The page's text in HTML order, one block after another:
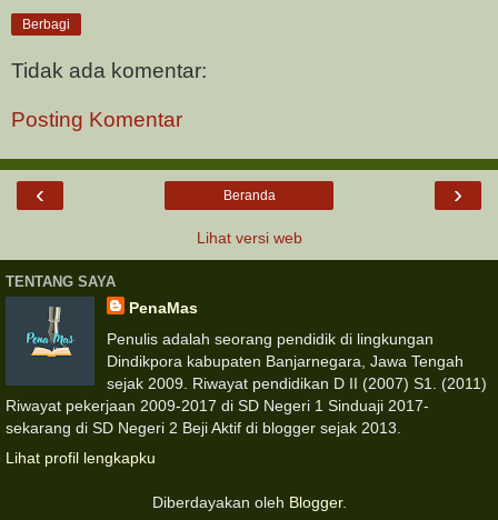
Berbagi
Tidak ada komentar:
Posting Komentar
‹ ›
Beranda
Lihat versi web
TENTANG SAYA
PenaMas
Penulis adalah seorang pendidik di lingkungan
Dindikpora kabupaten Banjarnegara, Jawa Tengah
sejak 2009. Riwayat pendidikan D II (2007) S1. (2011)
Riwayat pekerjaan 2009-2017 di SD Negeri 1 Sinduaji 2017-
sekarang di SD Negeri 2 Beji Aktif di blogger sejak 2013.
Lihat profil lengkapku
Diberdayakan oleh Blogger.